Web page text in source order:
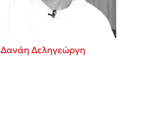
Δανάη Δεληγεώργη